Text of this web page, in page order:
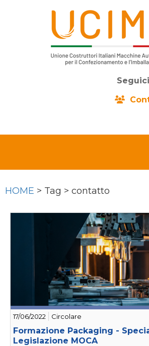
HOME > Tag > contatto
17/06/2022 Circolare
Formazione Packaging -
Legislazione MOCA